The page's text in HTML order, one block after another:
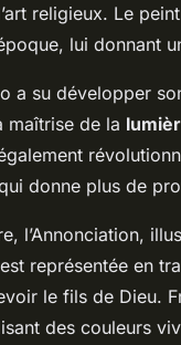
religieux. Le
lui donnant
a su développer
maîtrise de la
donne plus de
l’Annonciation,
représentée en
le fils de Dieu.
des couleurs